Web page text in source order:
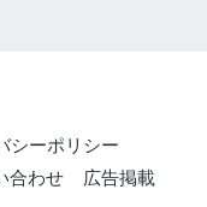
シーポリシー
合わせ 広告掲載